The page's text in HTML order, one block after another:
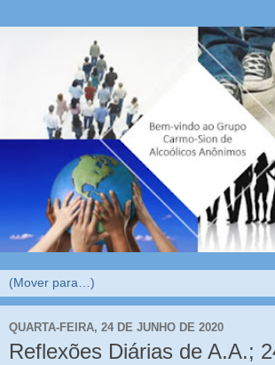
QUARTA-FEIRA, 24 DE JUNHO DE 2020
Reflexões Diárias de A.A.;